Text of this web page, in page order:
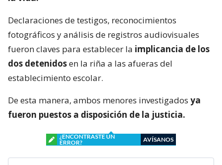
Declaraciones de testigos, reconocimientos
fotográficos y análisis de registros audiovisuales
fueron claves para establecer la implicancia de los
dos detenidosen la riña a las afueras del
establecimiento escolar.
De esta manera, ambos menores investigados ya
fueron puestos a disposición de la justicia.
¿ENCONTRASTE UN
ERROR?
AVÍSANOS